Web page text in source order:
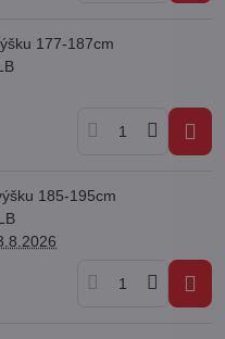
177-187cm
185-195cm